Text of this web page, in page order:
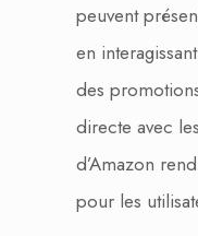
peuvent
en
des
directe avec
d’Amazon
pour les